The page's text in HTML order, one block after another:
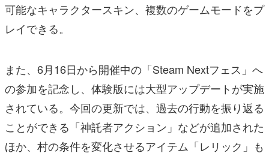
可能なキャラクタースキン、複数のゲームモードをプ
レイできる。
また、6月16日から開催中の「Steam Nextフェス」へ
の参加を記念し、体験版には大型アップデートが実施
されている。今回の更新では、過去の行動を振り返る
ことができる「神託者アクション」などが追加された
ほか、村の条件を変化させるアイテム「レリック」も